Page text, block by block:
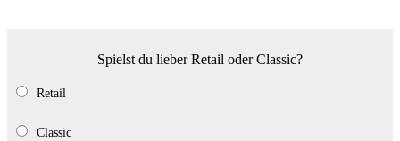
Spielst du lieber Retail oder Classic?
Retail
Classic